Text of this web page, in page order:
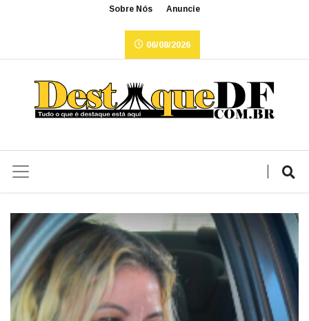
Sobre Nós Anuncie
06/08/2026